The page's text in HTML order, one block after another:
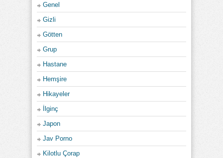
Genel
Gizli
Götten
Grup
Hastane
Hemşire
Hikayeler
İlginç
Japon
Jav Porno
Kilotlu Çorap